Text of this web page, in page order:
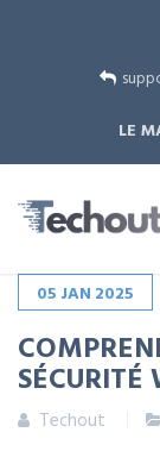
LE
05 JAN 2025
Techout